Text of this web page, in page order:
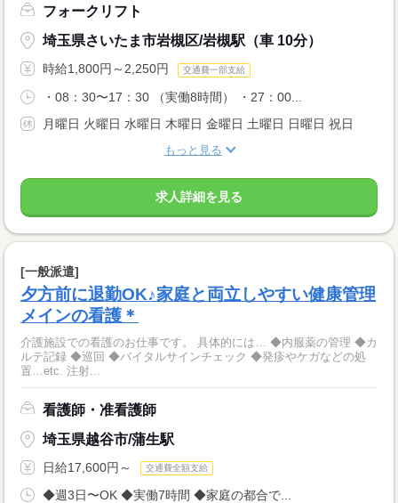
フォークリフト
埼玉県さいたま市岩槻区/岩槻駅（車 10分）
時給1,800円～2,250円 交通費一部支給
・08：30〜17：30 （実働8時間） ・27：00...
月曜日 火曜日 水曜日 木曜日 金曜日 土曜日 日曜日 祝日
もっと見る
求人詳細を見る
[一般派遣]
夕方前に退勤OK♪家庭と両立しやすい健康管理
メインの看護＊
介護施設での看護のお仕事です。 具体的には… ◆内服薬の管理 ◆カ
ルテ記録 ◆巡回 ◆バイタルサインチェック ◆発疹やケガなどの処
置…etc. 注射...
看護師・准看護師
埼玉県越谷市/蒲生駅
日給17,600円～ 交通費全額支給
◆週3日〜OK ◆実働7時間 ◆家庭の都合で...